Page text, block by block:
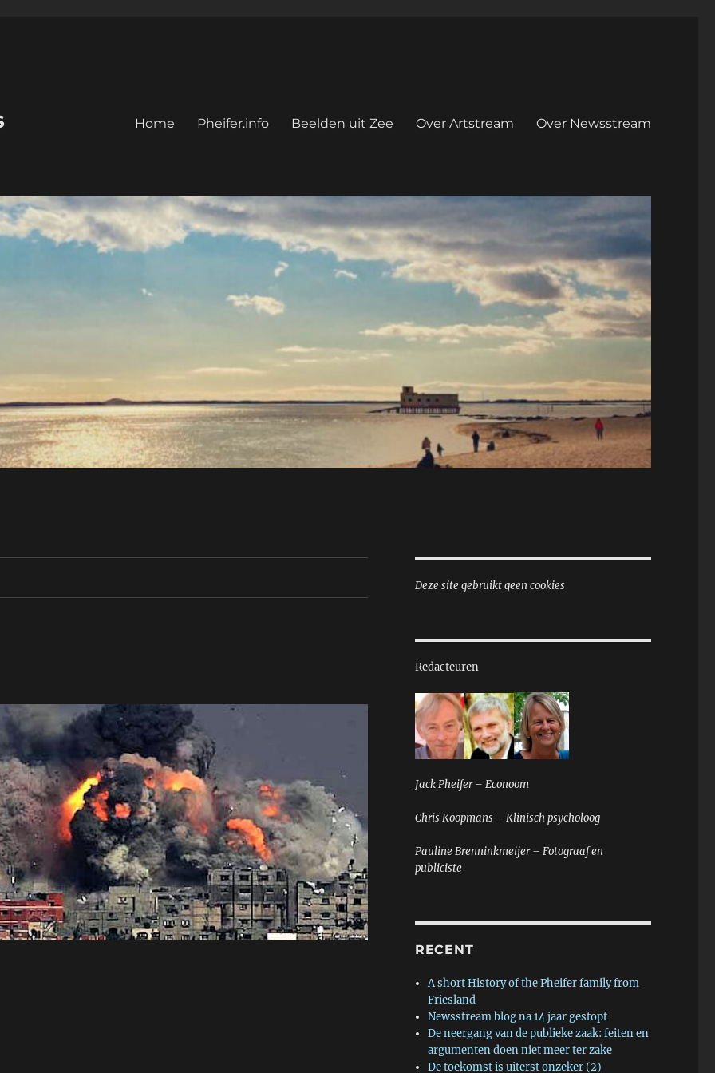
Home Pheifer.info Beelden uit Zee Over Artstream Over Newsstream
Deze site gebruikt geen cookies
Redacteuren
Jack Pheifer – Econoom
Chris Koopmans – Klinisch psycholoog
Pauline Brenninkmeijer – Fotograaf en
publiciste
RECENT
A short History of the Pheifer family from
Friesland
Newsstream blog na 14 jaar gestopt
De neergang van de publieke zaak: feiten en
argumenten doen niet meer ter zake
De toekomst is uiterst onzeker (2)